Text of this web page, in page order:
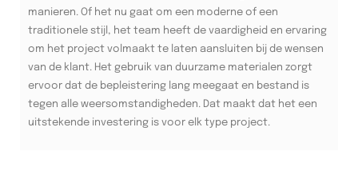
manieren. Of het nu gaat om een moderne of een
traditionele stijl, het team heeft de vaardigheid en ervaring
om het project volmaakt te laten aansluiten bij de wensen
van de klant. Het gebruik van duurzame materialen zorgt
ervoor dat de bepleistering lang meegaat en bestand is
tegen alle weersomstandigheden. Dat maakt dat het een
uitstekende investering is voor elk type project.